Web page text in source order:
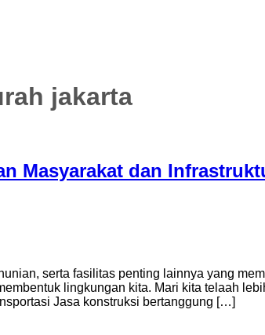
jakarta
Masyarakat dan
serta fasilitas penting lainnya yang
lingkungan kita. Mari kita telaah
Jasa konstruksi bertanggung […]